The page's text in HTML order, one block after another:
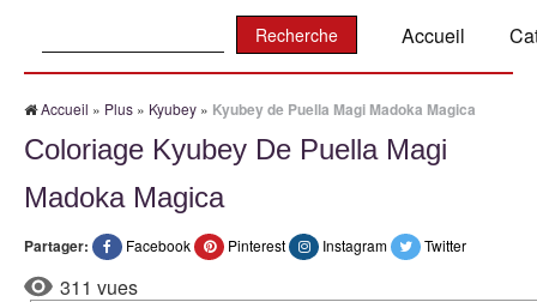
Accueil
Accueil » Plus » Kyubey » Kyubey de Puella Magi Madoka Magica
Coloriage Kyubey De Puella Magi
Madoka Magica
Partager: Facebook Pinterest Instagram Twitter
311 vues